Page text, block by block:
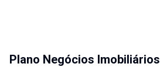
Plano Negócios Imobiliários